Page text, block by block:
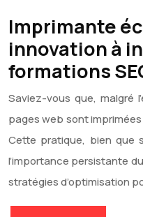
Imprimante
innovation à
formations
Saviez-vous que, malgré
pages web sont
Cette pratique, bien que
l’importance persistante
stratégies d’optimisation